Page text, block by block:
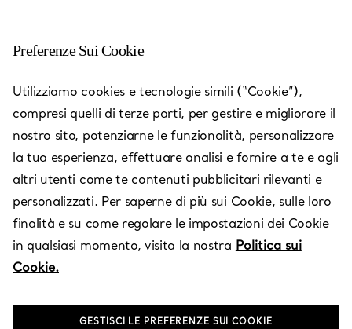
Pittsburgh - Ross Park Mall
Aperto oggi fino alle 20:00
RICHIEDI UN APPUNTAMENTO
Servizi disponibili
1000 Ross Park Mall Drive,Pittsburgh, PA,US 15237
Preferenze Sui Cookie
Utilizziamo cookies e tecnologie simili (“Cookie”),
compresi quelli di terze parti, per gestire e migliorare il
nostro sito, potenziarne le funzionalità, personalizzare
la tua esperienza, effettuare analisi e fornire a te e agli
altri utenti come te contenuti pubblicitari rilevanti e
personalizzati. Per saperne di più sui Cookie, sulle loro
finalità e su come regolare le impostazioni dei Cookie
in qualsiasi momento, visita la nostra Politica sui
Cookie.
GESTISCI LE PREFERENZE SUI COOKIE